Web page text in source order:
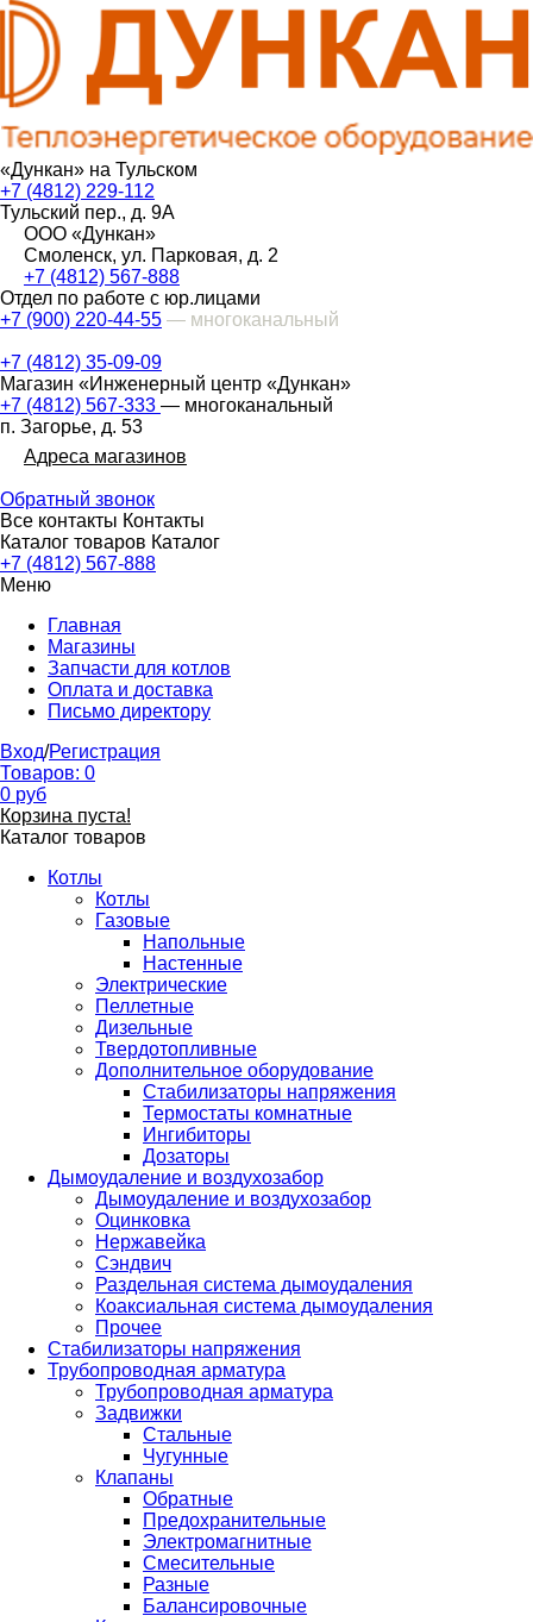
«Дункан» на Тульском
+7 (4812) 229-112
Тульский пер., д. 9А
ООО «Дункан»
Смоленск, ул. Парковая, д. 2
+7 (4812) 567-888
Отдел по работе с юр.лицами
+7 (900) 220-44-55 — многоканальный
+7 (4812) 35-09-09
Магазин «Инженерный центр «Дункан»
+7 (4812) 567-333 — многоканальный
п. Загорье, д. 53
Адреса магазинов
Обратный звонок
Все контакты Контакты
Каталог товаров Каталог
+7 (4812) 567-888
Меню
Главная
Магазины
Запчасти для котлов
Оплата и доставка
Письмо директору
Вход/Регистрация
Товаров: 0
0 руб
Корзина пуста!
Каталог товаров
Котлы
Котлы
Газовые
Напольные
Настенные
Электрические
Пеллетные
Дизельные
Твердотопливные
Дополнительное оборудование
Стабилизаторы напряжения
Термостаты комнатные
Ингибиторы
Дозаторы
Дымоудаление и воздухозабор
Дымоудаление и воздухозабор
Оцинковка
Нержавейка
Сэндвич
Раздельная система дымоудаления
Коаксиальная система дымоудаления
Прочее
Стабилизаторы напряжения
Трубопроводная арматура
Трубопроводная арматура
Задвижки
Стальные
Чугунные
Клапаны
Обратные
Предохранительные
Электромагнитные
Смесительные
Разные
Балансировочные